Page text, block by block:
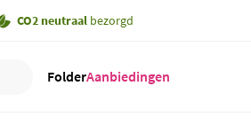
CO2 neutraal bezorgd
FolderAanbiedingen